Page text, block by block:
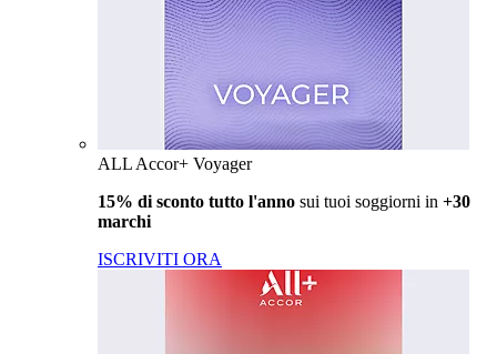
ALL Accor+ Voyager
15% di sconto tutto l'anno sui tuoi soggiorni in +30
marchi
ISCRIVITI ORA